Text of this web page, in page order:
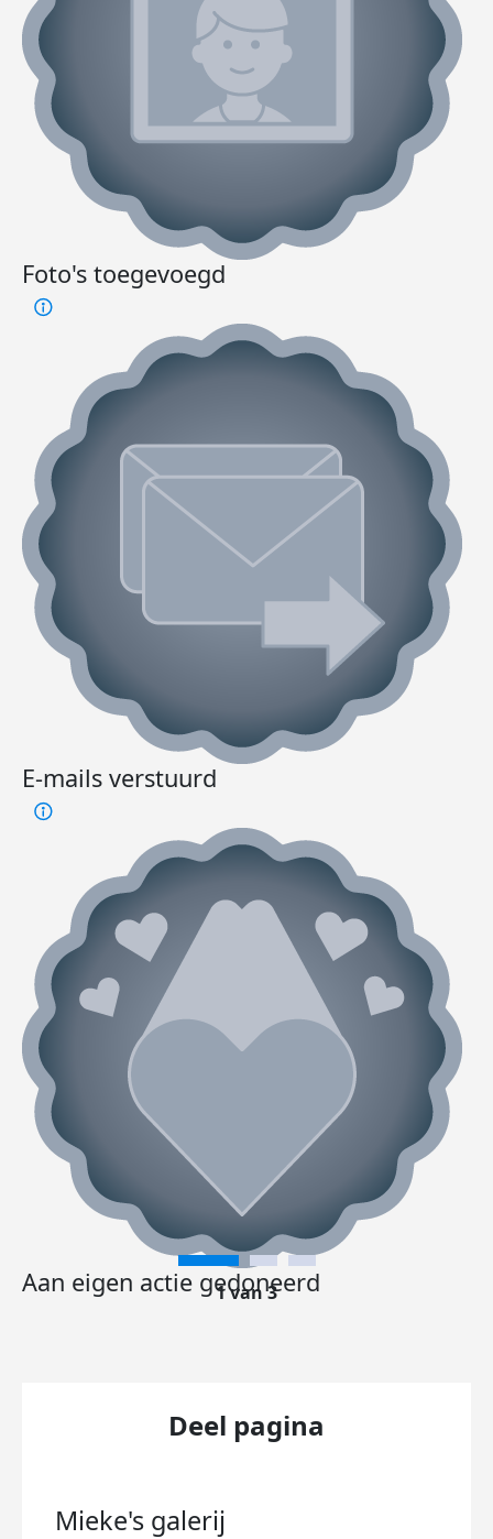
Foto's toegevoegd
E-mails verstuurd
Aan eigen actie gedoneerd
1 van 3
Deel pagina
Mieke's galerij